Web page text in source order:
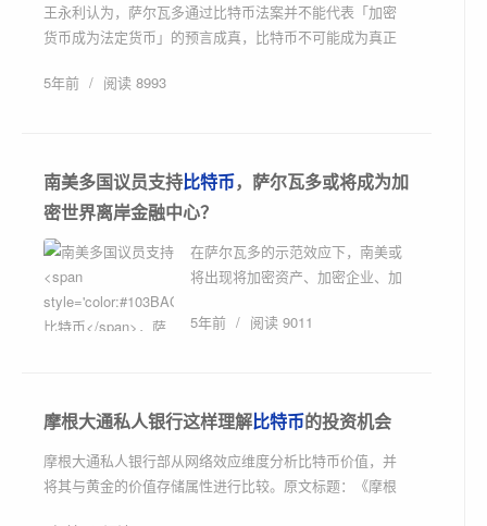
王永利认为，萨尔瓦多通过比特币法案并不能代表「加密
货币成为法定货币」的预言成真，比特币不可能成为真正
5年前 / 阅读 8993
南美多国议员支持比特币，萨尔瓦多或将成为加
密世界离岸金融中心？
在萨尔瓦多的示范效应下，南美或
将出现将加密资产、加密企业、加
况。原文标题：《萨尔瓦多之后，
5年前 / 阅读 9011
摩根大通私人银行这样理解比特币的投资机会
摩根大通私人银行部从网络效应维度分析比特币价值，并
将其与黄金的价值存储属性进行比较。原文标题：《摩根